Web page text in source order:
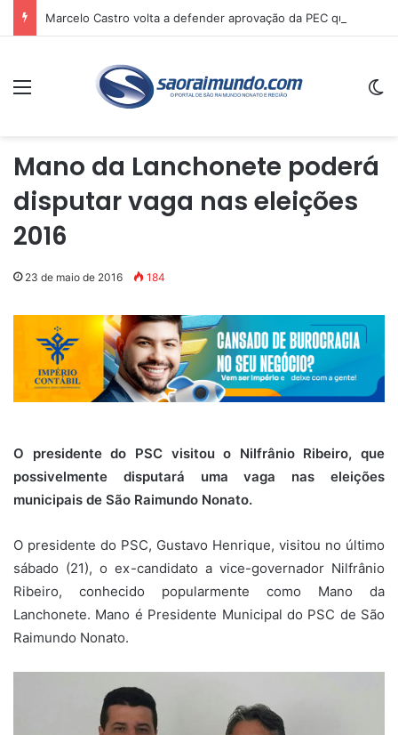
Menu
Mano da Lanchonete poderá
disputar vaga nas eleições
2016
23 de maio de 2016 184
O presidente do PSC visitou o Nilfrânio Ribeiro, que
possivelmente disputará uma vaga nas eleições
municipais de São Raimundo Nonato.
O presidente do PSC, Gustavo Henrique, visitou no último
sábado (21), o ex-candidato a vice-governador Nilfrânio
Ribeiro, conhecido popularmente como Mano da
Lanchonete. Mano é Presidente Municipal do PSC de São
Raimundo Nonato.